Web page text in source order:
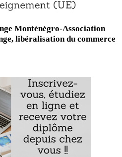
Monténégro-Association
libéralisation du commerce
de libre-échange
européenne de libre-
l’accord de libre-échange
entre les États membres